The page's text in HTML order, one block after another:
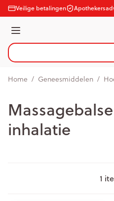
Ga naar de inhoud
Veilige betalingen
Menu
Product, merk, categorie...
Home / Geneesmiddelen /
inhalatie
1